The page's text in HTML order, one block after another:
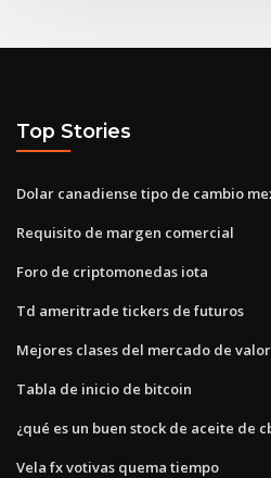
Top Stories
Dolar canadiense tipo de cambio
Requisito de margen comercial
Foro de criptomonedas iota
Td ameritrade tickers de futuros
Mejores clases del mercado de
Tabla de inicio de bitcoin
¿qué es un buen stock de aceite de
Vela fx votivas quema tiempo